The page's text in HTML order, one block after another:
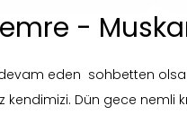
-
eden sohbetten
Dün gece nemli